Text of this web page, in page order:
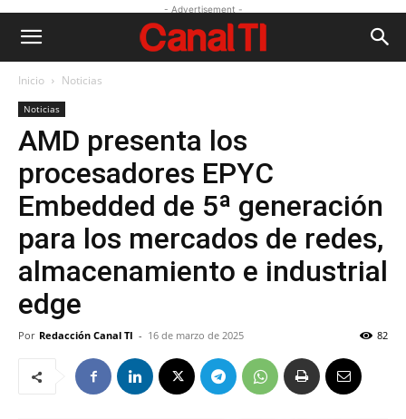
- Advertisement -
Inicio Noticias
Noticias
AMD presenta los
procesadores EPYC
Embedded de 5ª generación
para los mercados de redes,
almacenamiento e industrial
edge
Por Redacción Canal TI - 16 de marzo de 2025 82